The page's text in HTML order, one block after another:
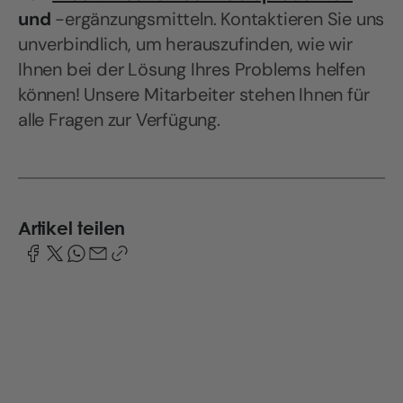
und -ergänzungsmitteln. Kontaktieren Sie uns
unverbindlich, um herauszufinden, wie wir
Ihnen bei der Lösung Ihres Problems helfen
können! Unsere Mitarbeiter stehen Ihnen für
alle Fragen zur Verfügung.
Artikel teilen